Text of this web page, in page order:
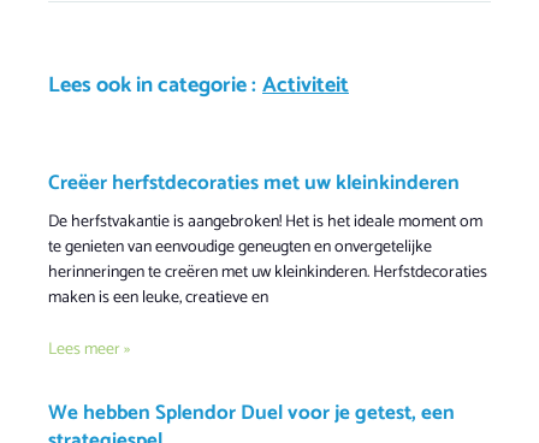
Lees ook in categorie :Activiteit
Creëer herfstdecoraties met uw kleinkinderen
De herfstvakantie is aangebroken! Het is het ideale moment om
te genieten van eenvoudige geneugten en onvergetelijke
herinneringen te creëren met uw kleinkinderen. Herfstdecoraties
maken is een leuke, creatieve en
Lees meer »
We hebben Splendor Duel voor je getest, een